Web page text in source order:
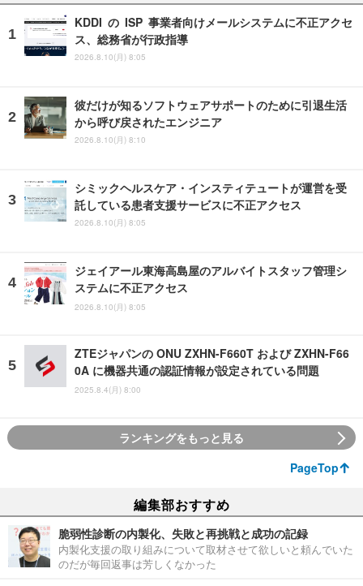
KDDI の ISP 事業者向けメールシステムに不正アクセ
ス、総務省が行政指導
2026.8.10(月) 8:05
彼だけが知るソフトウェアサポートのために引退生活
から呼び戻されたエンジニア
2026.8.10(月) 8:10
シミックヘルスケア・インスティテュートが運営を受
託している患者支援サービスに不正アクセス
2026.8.10(月) 8:05
ジェイアール東海高島屋のアルバイトスタッフ管理シ
ステムに不正アクセス
2026.8.10(月) 8:05
ZTEジャパンの ONU ZXHN-F660T および ZXHN-F66
0A に機器共通の認証情報が設定されている問題
2025.8.4(月) 8:00
ランキングをもっと見る
PageTop
編集部おすすめ
脆弱性診断の内製化、失敗と再挑戦と成功の記録
内製化支援の取り組みについて取材させて欲しいと頼んでいた
のだが毎回返事は芳しくなかった